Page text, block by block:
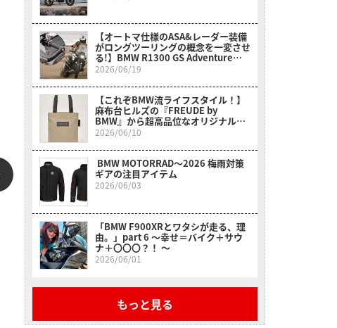
【オートマ仕様のASA&レーダー装備
がロングツーリングの概念を一変させ
る!】BMW R1300 GS Adventure
Touring ASA試乗レポート
2026/06/19
【これぞBMW流ライフスタイル！】
麻布台ヒルズの『FREUDE by
BMW』から超高品位なオリジナルア
イテムが新登場！
2026/06/10
BMW MOTORRAD〜2026 梅雨対策
ギアの注目アイテム
2026/06/03
「BMW F900XRとワタシが走る、理
由。」part 6 〜幸せ＝バイク＋サウ
ナ＋〇〇〇？！ 〜
2026/06/01
もっと見る